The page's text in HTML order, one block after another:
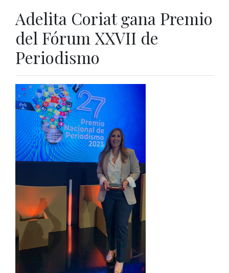
Adelita Coriat gana Premio
del Fórum XXVII de
Periodismo